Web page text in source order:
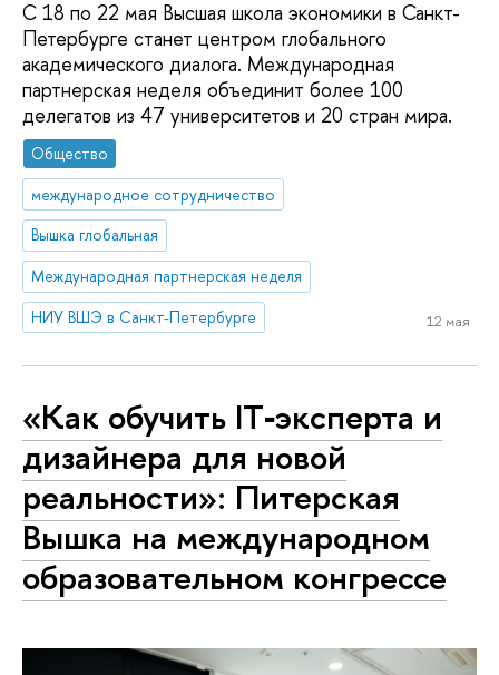
С 18 по 22 мая Высшая школа экономики в Санкт-
Петербурге станет центром глобального
академического диалога. Международная
партнерская неделя объединит более 100
делегатов из 47 университетов и 20 стран мира.
Общество
международное сотрудничество
Вышка глобальная
Международная партнерская неделя
НИУ ВШЭ в Санкт-Петербурге
12 мая
«Как обучить IT‑эксперта и
дизайнера для новой
реальности»: Питерская
Вышка на международном
образовательном конгрессе